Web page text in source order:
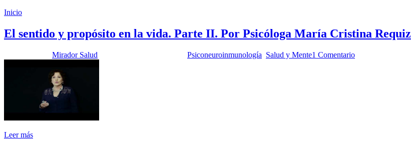
Inicio
El sentido y propósito en la vida. Parte II. Por Psicóloga María Cristina Requiz
Mirador Salud Psiconeuroinmunología Salud y Mente1 Comentario
Leer más